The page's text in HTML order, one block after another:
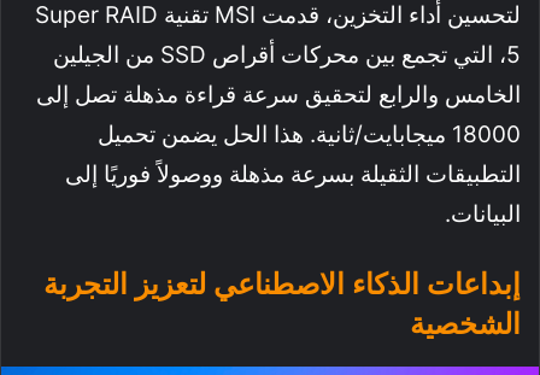
لتحسين أداء التخزين، قدمت MSI تقنية Super RAID
5، التي تجمع بين محركات أقراص SSD من الجيلين
الخامس والرابع لتحقيق سرعة قراءة مذهلة تصل إلى
18000 ميجابايت/ثانية. هذا الحل يضمن تحميل
التطبيقات الثقيلة بسرعة مذهلة ووصولاً فوريًا إلى
البيانات.
إبداعات الذكاء الاصطناعي لتعزيز التجربة
الشخصية